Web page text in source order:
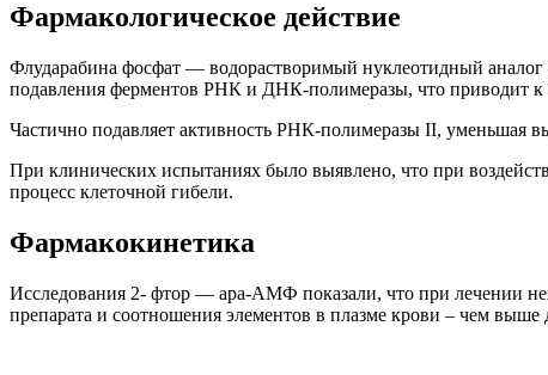
Фармакологическое действие
Флударабина фосфат — водорастворимый нуклеотидный аналог
подавления ферментов РНК и ДНК-полимеразы, что приводит
Частично подавляет активность РНК-полимеразы II, уменьшая
При клинических испытаниях было выявлено, что при
процесс клеточной гибели.
Фармакокинетика
Исследования 2- фтор — ара-АМФ показали, что при лечении
препарата и соотношения элементов в плазме крови – чем выше